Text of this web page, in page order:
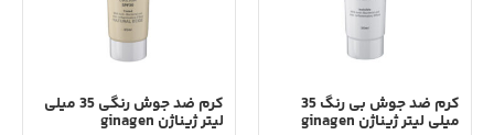
کرم ضد جوش بی رنگ 35
میلی لیتر ژیناژن ginagen
کرم ضد جوش رنگی 35 میلی
لیتر ژیناژن ginagen